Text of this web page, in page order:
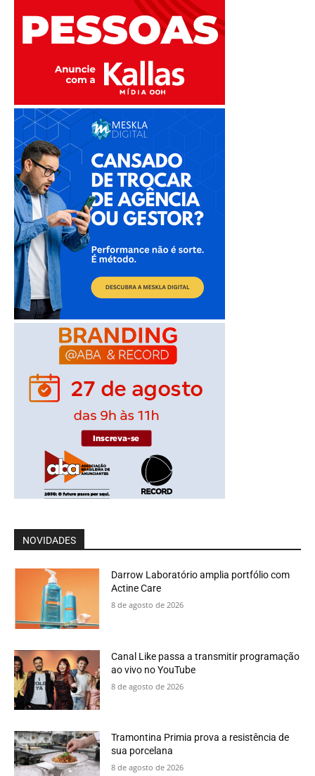
NOVIDADES
Darrow Laboratório amplia portfólio com
Actine Care
8 de agosto de 2026
Canal Like passa a transmitir programação
ao vivo no YouTube
8 de agosto de 2026
Tramontina Primia prova a resistência de
sua porcelana
8 de agosto de 2026